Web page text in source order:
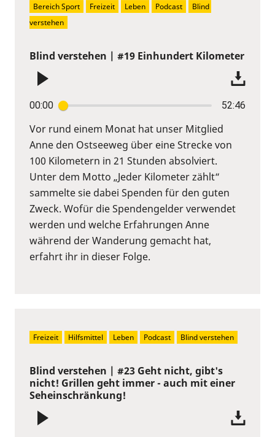
Blind verstehen | #19 Einhundert Kilometer
00:00 52:46
Vor rund einem Monat hat unser Mitglied
Anne den Ostseeweg über eine Strecke von
100 Kilometern in 21 Stunden absolviert.
Unter dem Motto „Jeder Kilometer zählt“
sammelte sie dabei Spenden für den guten
Zweck. Wofür die Spendengelder verwendet
werden und welche Erfahrungen Anne
während der Wanderung gemacht hat,
erfahrt ihr in dieser Folge.
Bereich Sport Freizeit Leben Podcast
Blind
verstehen
Blind verstehen | #23 Geht nicht, gibt's
nicht! Grillen geht immer - auch mit einer
Seheinschränkung!
Freizeit Hilfsmittel Leben Podcast Blind verstehen